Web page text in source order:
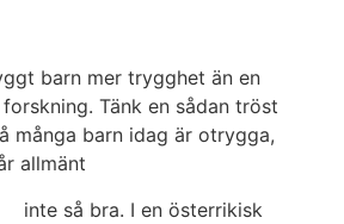
barn mer trygghet än en
Tänk en sådan tröst
många barn idag är otrygga,
allmänt
inte så bra. I en österrikisk